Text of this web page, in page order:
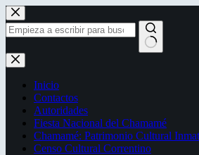
Saltar
al
contenido
Sin
resultados
Inicio
Contactos
Autoridades
Fiesta Nacional del Chamamé
Chamamé: Patrimonio Cultural
Censo Cultural Correntino